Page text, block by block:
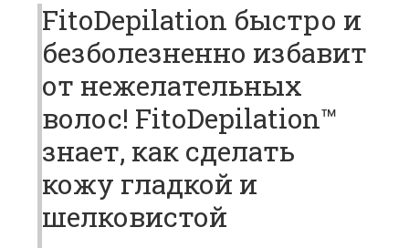
FitoDepilation быстро и
безболезненно избавит
от нежелательных
волос! FitoDepilation™
знает, как сделать
кожу гладкой и
шелковистой